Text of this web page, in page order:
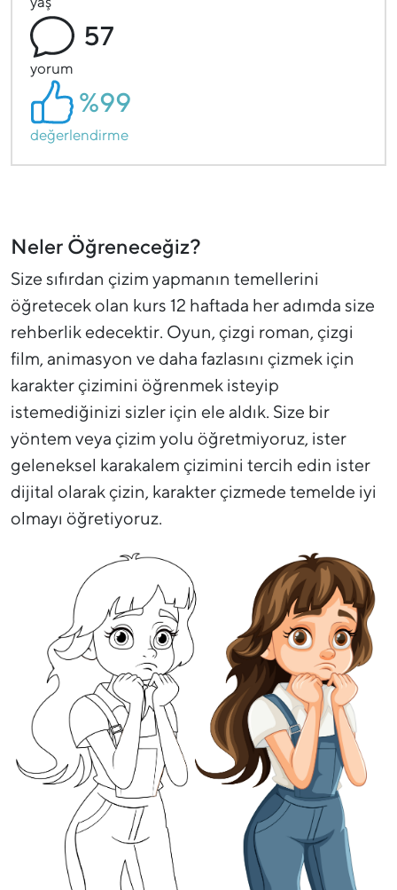
57
yorum
%99
değerlendirme
Neler Öğreneceğiz?
Size sıfırdan çizim yapmanın temellerini
öğretecek olan kurs 12 haftada her adımda size
rehberlik edecektir. Oyun, çizgi roman, çizgi
film, animasyon ve daha fazlasını çizmek için
karakter çizimini öğrenmek isteyip
istemediğinizi sizler için ele aldık. Size bir
yöntem veya çizim yolu öğretmiyoruz, ister
geleneksel karakalem çizimini tercih edin ister
dijital olarak çizin, karakter çizmede temelde iyi
olmayı öğretiyoruz.